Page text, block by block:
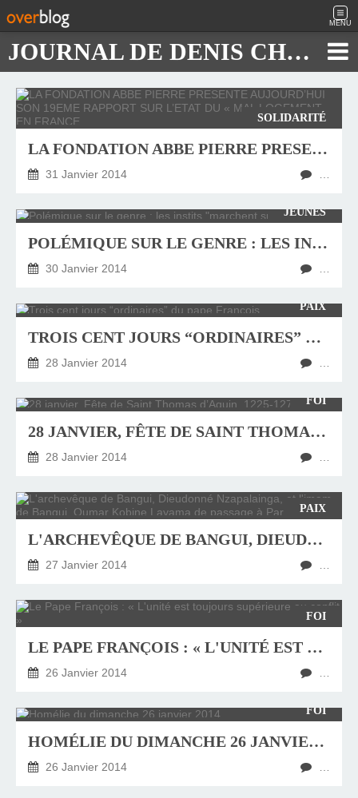
MENU
JOURNAL DE DENIS CHAUTARD
SOLIDARITÉ
LA FONDATION ABBE PIERRE PRESENTE AUJOURD’HUI SON 19EME RAPPORT SUR L’ETAT DU « MAL LOGEMENT » EN FRANCE
31 Janvier 2014
JEUNES
POLÉMIQUE SUR LE GENRE : LES INSTITS "MARCHENT SUR DES ŒUFS"
30 Janvier 2014
PAIX
TROIS CENT JOURS “ORDINAIRES” DU PAPE FRANÇOIS
28 Janvier 2014
FOI
28 JANVIER, FÊTE DE SAINT THOMAS D’AQUIN, 1225-1274
28 Janvier 2014
PAIX
L'ARCHEVÊQUE DE BANGUI, DIEUDONNÉ NZAPALAINGA, ET L'IMAM DE BANGUI, OUMAR KOBINE LAYAMA DE PASSAGE À PARIS
27 Janvier 2014
FOI
LE PAPE FRANÇOIS : « L'UNITÉ EST TOUJOURS SUPÉRIEURE AU CONFLIT »
26 Janvier 2014
FOI
HOMÉLIE DU DIMANCHE 26 JANVIER 2014
26 Janvier 2014